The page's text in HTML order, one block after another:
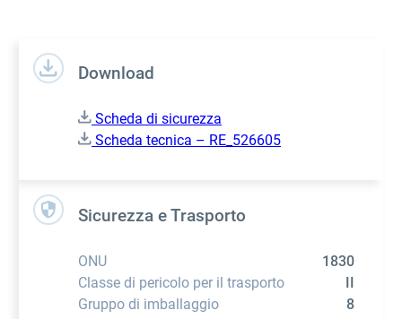
Download
Scheda di sicurezza
Scheda tecnica – RE_526605
Sicurezza e Trasporto
ONU
1830
Classe di pericolo per il trasporto
II
Gruppo di imballaggio
8